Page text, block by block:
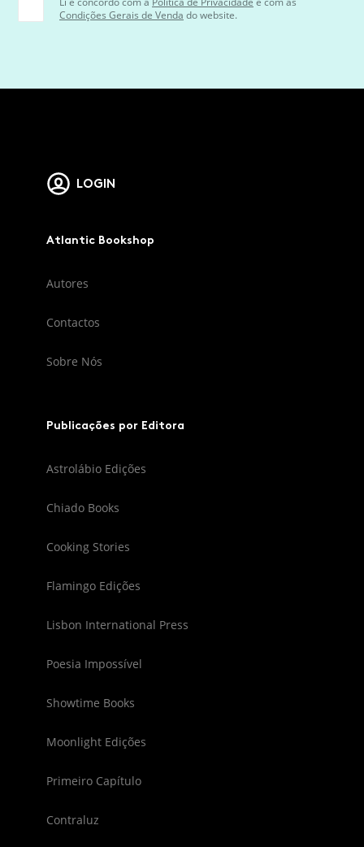
Condições Gerais de Venda do website.
LOGIN
Atlantic Bookshop
Autores
Contactos
Sobre Nós
Publicações por Editora
Astrolábio Edições
Chiado Books
Cooking Stories
Flamingo Edições
Lisbon International Press
Poesia Impossível
Showtime Books
Moonlight Edições
Primeiro Capítulo
Contraluz